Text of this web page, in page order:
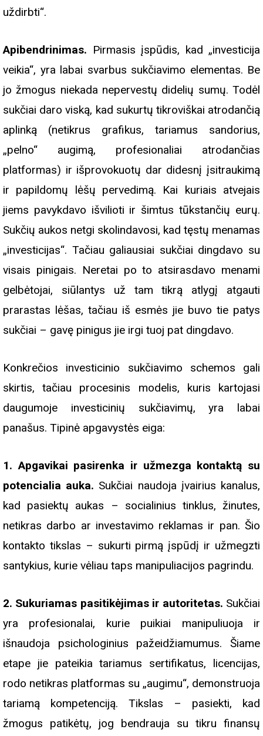
uždirbti“.
Apibendrinimas. Pirmasis įspūdis, kad „investicija
veikia“, yra labai svarbus sukčiavimo elementas. Be
jo žmogus niekada nepervestų didelių sumų. Todėl
sukčiai daro viską, kad sukurtų tikroviškai atrodančią
aplinką (netikrus grafikus, tariamus sandorius,
„pelno“ augimą, profesionaliai atrodančias
platformas) ir išprovokuotų dar didesnį įsitraukimą
ir papildomų lėšų pervedimą. Kai kuriais atvejais
jiems pavykdavo išvilioti ir šimtus tūkstančių eurų.
Sukčių aukos netgi skolindavosi, kad tęstų menamas
„investicijas“. Tačiau galiausiai sukčiai dingdavo su
visais pinigais. Neretai po to atsirasdavo menami
gelbėtojai, siūlantys už tam tikrą atlygį atgauti
prarastas lėšas, tačiau iš esmės jie buvo tie patys
sukčiai – gavę pinigus jie irgi tuoj pat dingdavo.
Konkrečios investicinio sukčiavimo schemos gali
skirtis, tačiau procesinis modelis, kuris kartojasi
daugumoje investicinių sukčiavimų, yra labai
panašus. Tipinė apgavystės eiga:
1. Apgavikai pasirenka ir užmezga kontaktą su
potencialia auka. Sukčiai naudoja įvairius kanalus,
kad pasiektų aukas – socialinius tinklus, žinutes,
netikras darbo ar investavimo reklamas ir pan. Šio
kontakto tikslas – sukurti pirmą įspūdį ir užmegzti
santykius, kurie vėliau taps manipuliacijos pagrindu.
2. Sukuriamas pasitikėjimas ir autoritetas. Sukčiai
yra profesionalai, kurie puikiai manipuliuoja ir
išnaudoja psichologinius pažeidžiamumus. Šiame
etape jie pateikia tariamus sertifikatus, licencijas,
rodo netikras platformas su „augimu“, demonstruoja
tariamą kompetenciją. Tikslas – pasiekti, kad
žmogus patikėtų, jog bendrauja su tikru finansų